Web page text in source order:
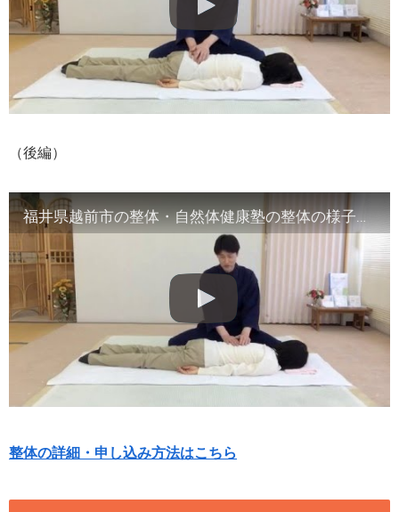
（後編）
福井県越前市の整体・自然体健康塾の整体の様子（2）腹部や首など
整体の詳細・申し込み方法はこちら